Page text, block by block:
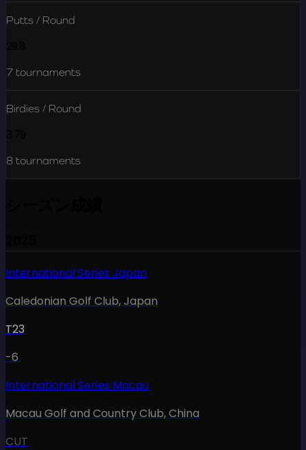
Putts / Round
7 tournaments
Birdies / Round
8 tournaments
International Series Japan
Caledonian Golf Club,Japan
T23
-6
International Series Macau
Macau Golf and Country Club,China
CUT